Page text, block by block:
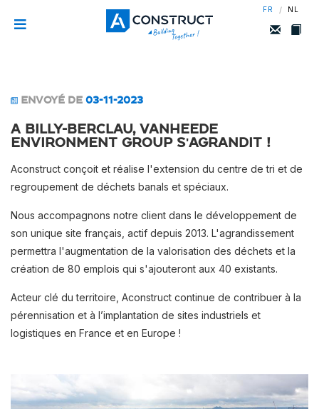
NL
/
FR
ENVOYÉ DE 03-11-2023
A Billy-Berclau, Vanheede
Environment Group s'agrandit !
Aconstruct conçoit et réalise l'extension du centre de tri et de
regroupement de déchets banals et spéciaux.
Nous accompagnons notre client dans le développement de
son unique site français, actif depuis 2013. L'agrandissement
permettra l'augmentation de la valorisation des déchets et la
création de 80 emplois qui s'ajouteront aux 40 existants.
Acteur clé du territoire, Aconstruct continue de contribuer à la
pérennisation et à l’implantation de sites industriels et
logistiques en France et en Europe !